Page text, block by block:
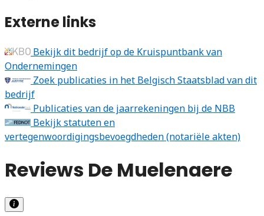
Externe links
Bekijk dit bedrijf op de Kruispuntbank van
Ondernemingen
Zoek publicaties in het Belgisch Staatsblad van dit
bedrijf
Publicaties van de jaarrekeningen bij de NBB
Bekijk statuten en
vertegenwoordigingsbevoegdheden (notariële akten)
Reviews De Muelenaere